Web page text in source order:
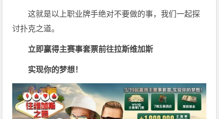
这就是以上职业牌手绝对不要做的事，我们一起探
讨扑克之道。
立即赢得主赛事套票前往拉斯维加斯
实现你的梦想！